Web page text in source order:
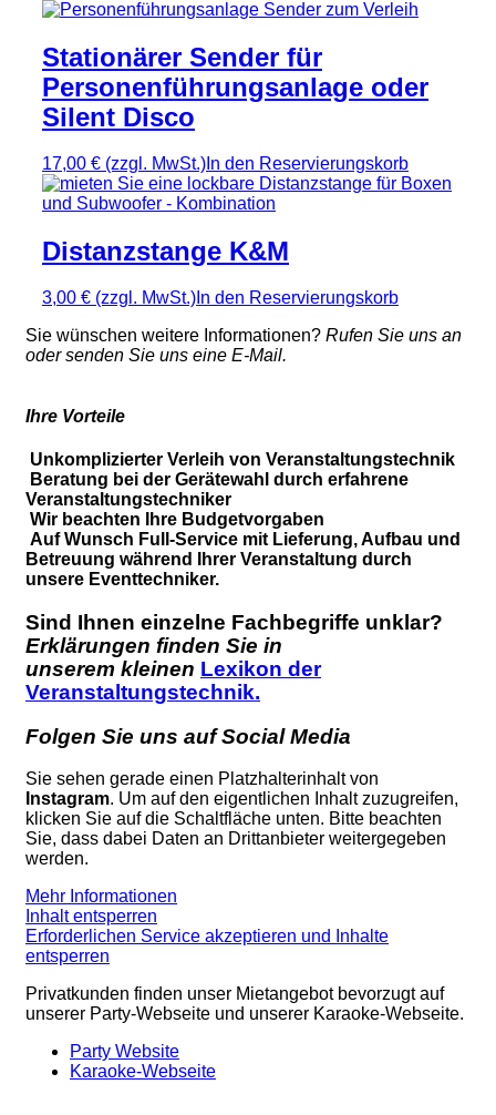
Stationärer Sender für
Personenführungsanlage oder
Silent Disco
17,00 € (zzgl. MwSt.) In den Reservierungskorb
Distanzstange K&M
3,00 € (zzgl. MwSt.) In den Reservierungskorb
Sie wünschen weitere Informationen? Rufen Sie uns an
oder senden Sie uns eine E-Mail.
Ihre Vorteile
Unkomplizierter Verleih von Veranstaltungstechnik
Beratung bei der Gerätewahl durch erfahrene
Veranstaltungstechniker
Wir beachten Ihre Budgetvorgaben
Auf Wunsch Full-Service mit Lieferung, Aufbau und
Betreuung während Ihrer Veranstaltung durch
unsere Eventtechniker.
Sind Ihnen einzelne Fachbegriffe unklar?
Erklärungen finden Sie in
unserem kleinen Lexikon der
Veranstaltungstechnik.
Folgen Sie uns auf Social Media
Sie sehen gerade einen Platzhalterinhalt von
Instagram. Um auf den eigentlichen Inhalt zuzugreifen,
klicken Sie auf die Schaltfläche unten. Bitte beachten
Sie, dass dabei Daten an Drittanbieter weitergegeben
werden.
Mehr Informationen
Inhalt entsperren
Erforderlichen Service akzeptieren und Inhalte
entsperren
Privatkunden finden unser Mietangebot bevorzugt auf
unserer Party-Webseite und unserer Karaoke-Webseite.
Party Website
Karaoke-Webseite